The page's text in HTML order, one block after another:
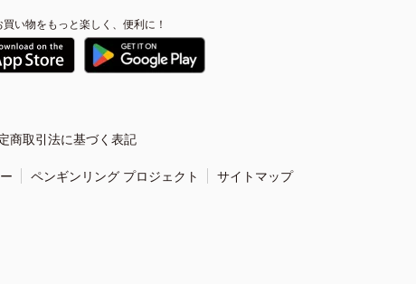
買い物をもっと楽しく、便利に！
商取引法に基づく表記
ペンギンリング プロジェクト サイトマップ